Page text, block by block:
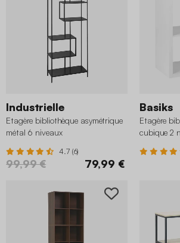
Industrielle
Etagère bibliothèque asymétrique
métal 6 niveaux
4.7 (6)
99,99 € 79,99 €
Basiks
Etagère
cubique 2